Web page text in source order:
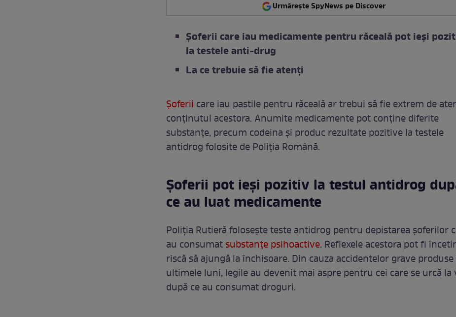
Urmărește SpyNews pe Discover
Șoferii care iau medicamente pentru răceală pot ieși
la testele anti-drug
La ce trebuie să fie atenți
Șoferii care iau pastile pentru răceală ar trebui să fie extrem de
conținutul acestora. Anumite medicamente pot conține diferite
substanțe, precum codeina și produc rezultate pozitive la testele
antidrog folosite de Poliția Română.
Șoferii pot ieși pozitiv la testul antidrog
ce au luat medicamente
Poliția Rutieră folosește teste antidrog pentru depistarea șoferilor
au consumatsubstanțe psihoactive. Reflexele acestora pot fi
riscă să ajungă la închisoare. Din cauza accidentelor grave
ultimele luni, legile au devenit mai aspre pentru cei care se urcă la
după ce au consumat droguri.